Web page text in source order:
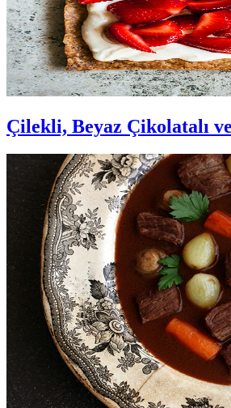
Çilekli, Beyaz Çikolatalı